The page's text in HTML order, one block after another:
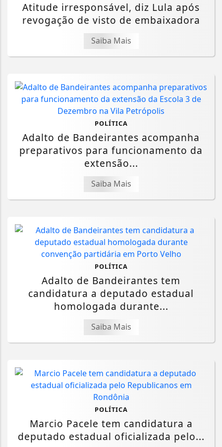
Atitude irresponsável, diz Lula após
revogação de visto de embaixadora
Saiba Mais
POLÍTICA
Adalto de Bandeirantes acompanha
preparativos para funcionamento da
extensão...
Saiba Mais
POLÍTICA
Adalto de Bandeirantes tem
candidatura a deputado estadual
homologada durante...
Saiba Mais
POLÍTICA
Marcio Pacele tem candidatura a
deputado estadual oficializada pelo...